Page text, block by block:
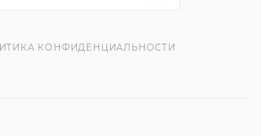
КОНФИДЕНЦИАЛЬНОСТИ